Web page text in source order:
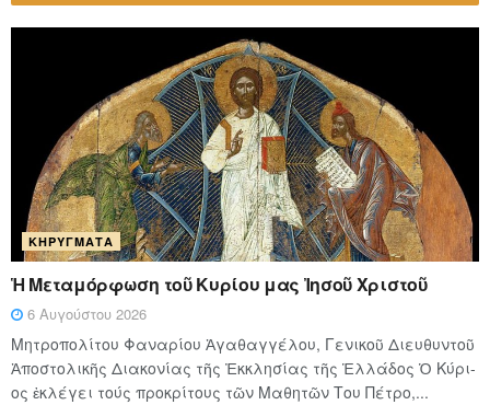
ΚΗΡΎΓΜΑΤΑ
Ἡ Μεταμόρφωση τοῦ Κυρίου μας Ἰησοῦ Χριστοῦ
6 Αυγούστου 2026
Μητροπολίτου Φαναρίου Ἀγαθαγγέλου, Γενικοῦ Διευθυντοῦ
Ἀποστολικῆς Διακονίας τῆς Ἐκκλησίας τῆς Ἑλλάδος Ὁ Κύ­ρι­
ος ἐκλέγει τούς προ­κρί­τους τῶν Μα­θη­τῶν Του Πέ­τρο,...